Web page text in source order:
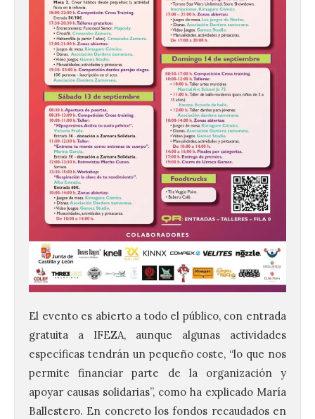
El evento es abierto a todo el público, con entrada
gratuita a IFEZA, aunque algunas actividades
específicas tendrán un pequeño coste, “lo que nos
permite financiar parte de la organización y
apoyar causas solidarias”, como ha explicado María
Ballestero. En concreto los fondos recaudados en